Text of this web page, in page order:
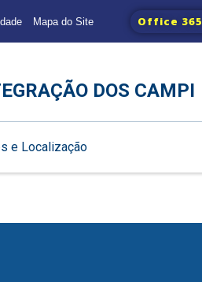
Mapa do Site Office 365
DOS CAMPI
e Localização